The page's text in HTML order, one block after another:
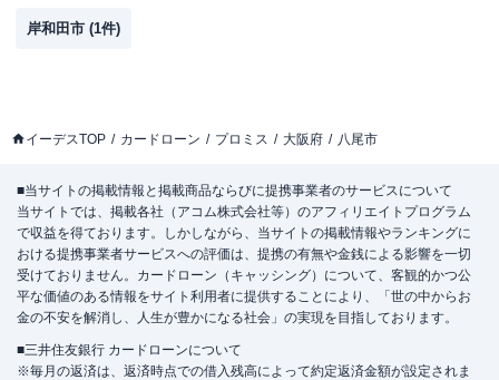
岸和田市 (1件)
イーデスTOP カードローン プロミス 大阪府 八尾市
■当サイトの掲載情報と掲載商品ならびに提携事業者のサービスについて
当サイトでは、掲載各社（アコム株式会社等）のアフィリエイトプログラム
で収益を得ております。しかしながら、当サイトの掲載情報やランキングに
おける提携事業者サービスへの評価は、提携の有無や金銭による影響を一切
受けておりません。カードローン（キャッシング）について、客観的かつ公
平な価値のある情報をサイト利用者に提供することにより、「世の中からお
金の不安を解消し、人生が豊かになる社会」の実現を目指しております。
■三井住友銀行 カードローンについて
※毎月の返済は、返済時点での借入残高によって約定返済金額が設定されま